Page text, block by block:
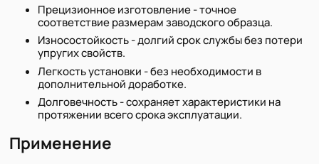
Прецизионное изготовление - точное
соответствие размерам заводского образца.
Износостойкость - долгий срок службы без потери
упругих свойств.
Легкость установки - без необходимости в
дополнительной доработке.
Долговечность - сохраняет характеристики на
протяжении всего срока эксплуатации.
Применение